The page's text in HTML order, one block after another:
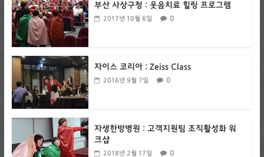
부산 사상구청 : 웃음치료 힐링 프로그램
2017년 10월 6일 0
자이스 코리아 : Zeiss Class
2016년 9월 7일 0
자생한방병원 : 고객지원팀 조직활성화 워
크샵
2018년 2월 17일 0